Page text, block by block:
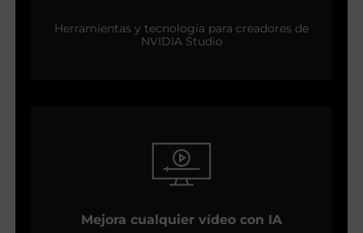
Herramientas y tecnología para creadores de
NVIDIA Studio
Mejora cualquier vídeo con IA